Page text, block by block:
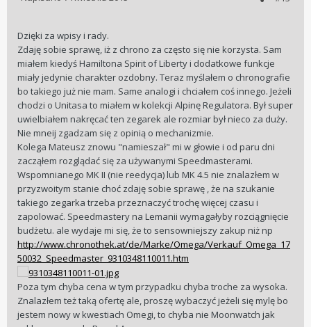
Dzięki za wpisy i rady.
Zdaję sobie sprawę, iż z chrono za często się nie korzysta. Sam
miałem kiedyś Hamiltona Spirit of Liberty i dodatkowe funkcje
miały jedynie charakter ozdobny. Teraz myślałem o chronografie
bo takiego już nie mam. Same analogi i chciałem coś innego. Jeżeli
chodzi o Unitasa to miałem w kolekcji Alpinę Regulatora. Był super
uwielbiałem nakręcać ten zegarek ale rozmiar był nieco za duży.
Nie mneij zgadzam się z opinią o mechanizmie.
Kolega Mateusz znowu "namieszał" mi w głowie i od paru dni
zacząłem rozglądać się za używanymi Speedmasterami.
Wspomnianego MK II (nie reedycja) lub MK 4.5 nie znalazłem w
przyzwoitym stanie choć zdaję sobie sprawę , że na szukanie
takiego zegarka trzeba przeznaczyć trochę więcej czasu i
zapolować. Speedmastery na Lemanii wymagałyby rozciągnięcie
budżetu. ale wydaje mi się, że to sensowniejszy zakup niż np
http://www.chronothek.at/de/Marke/Omega/Verkauf_Omega_17
50032_Speedmaster_9310348110011.htm
Poza tym chyba cena w tym przypadku chyba troche za wysoka.
Znalazłem też taką ofertę ale, proszę wybaczyć jeżeli się mylę bo
jestem nowy w kwestiach Omegi, to chyba nie Moonwatch jak